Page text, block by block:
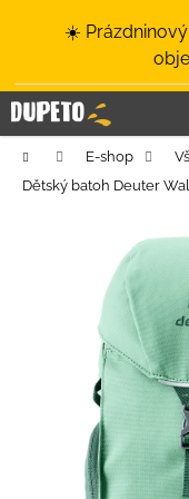
☀️
Domů E-shop
Dětský batoh Deuter
í
k C
o
p